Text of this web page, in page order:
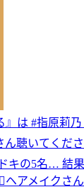
は #指原莉
聴いてくだ
の5名… 結
ヘアメイクさ